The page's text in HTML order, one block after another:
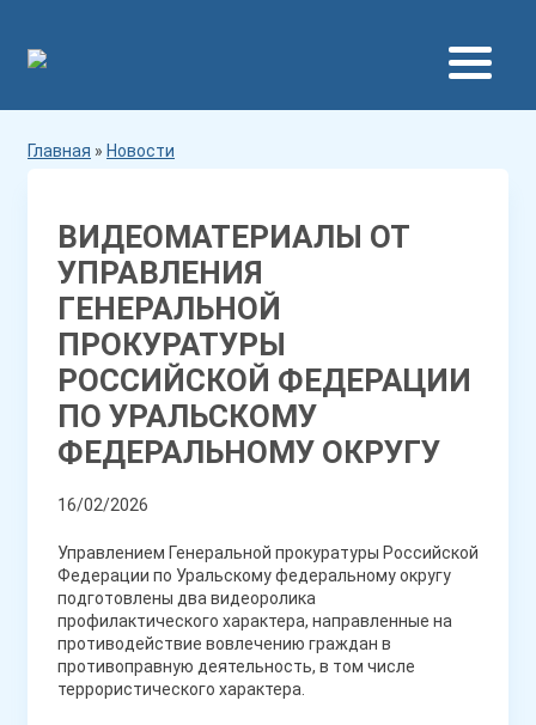
Главная » Новости
ВИДЕОМАТЕРИАЛЫ ОТ
УПРАВЛЕНИЯ
ГЕНЕРАЛЬНОЙ
ПРОКУРАТУРЫ
РОССИЙСКОЙ ФЕДЕРАЦИИ
ПО УРАЛЬСКОМУ
ФЕДЕРАЛЬНОМУ ОКРУГУ
16/02/2026
Управлением Генеральной прокуратуры Российской
Федерации по Уральскому федеральному округу
подготовлены два видеоролика
профилактического характера, направленные на
противодействие вовлечению граждан в
противоправную деятельность, в том числе
террористического характера.